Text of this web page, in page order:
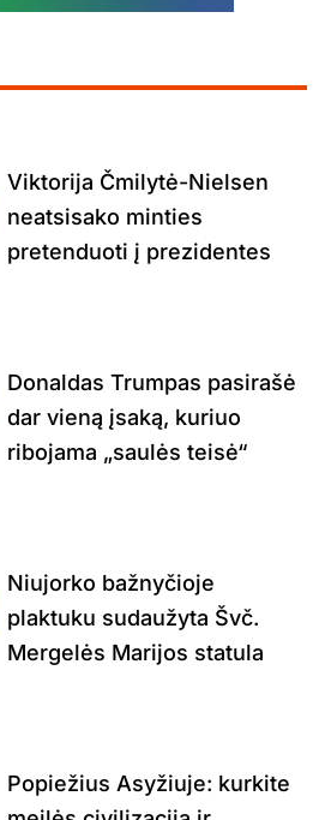
Viktorija Čmilytė-Nielsen
neatsisako minties
pretenduoti į prezidentes
Donaldas Trumpas pasirašė
dar vieną įsaką, kuriuo
ribojama „saulės teisė“
Niujorko bažnyčioje
plaktuku sudaužyta Švč.
Mergelės Marijos statula
Popiežius Asyžiuje: kurkite